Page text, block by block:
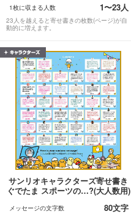
1枚に収まる人数 1〜23人
23人を越えると寄せ書きの枚数(ページ)が自
動的に増えます。
サンリオキャラクターズ寄せ書き
ぐでたま スポーツの…?(大人数用)
メッセージの文字数 80文字